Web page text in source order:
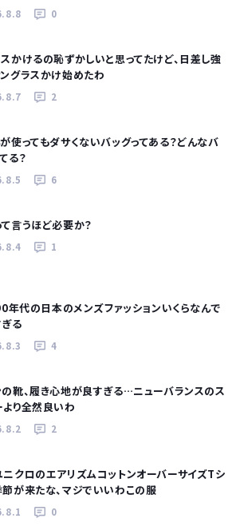
0
かけるの恥ずかしいと思ってたけど、日差し強
グラスかけ始めたわ
2
使ってもダサくないバッグってある？どんなバ
る？
6
言うほど必要か？
1
年代の日本のメンズファッションいくらなんで
る
4
靴、履き心地が良すぎる…ニューバランスのス
り全然良いわ
2
クロのエアリズムコットンオーバーサイズTシ
が来たな、マジでいいわこの服
0